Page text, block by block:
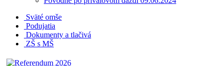
Sväté omše
Podujatia
Dokumenty a tlačivá
ZŠ s MŠ